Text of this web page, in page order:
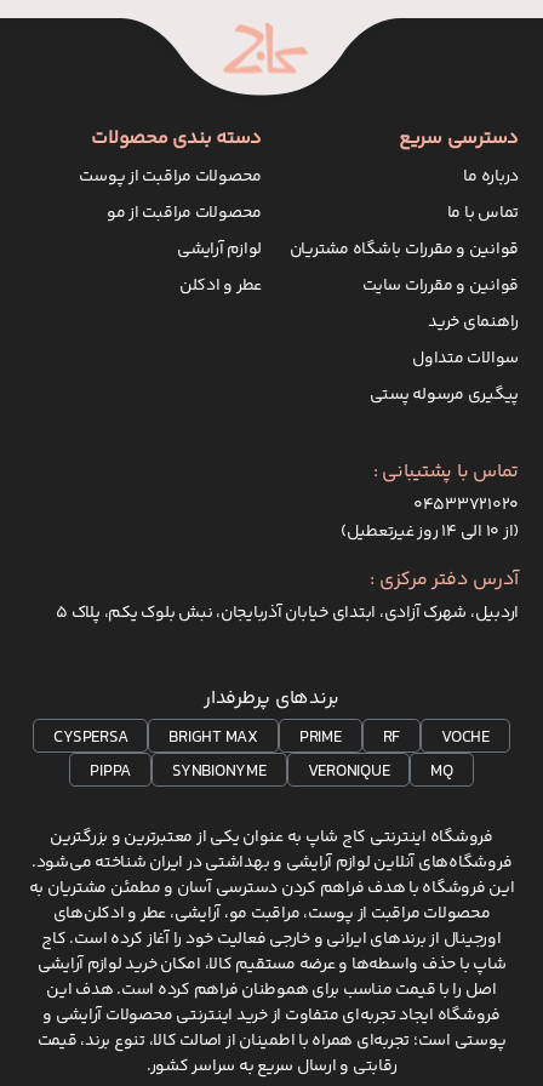
دسترسی سریع
درباره ما
تماس با ما
قوانین و مقررات باشگاه مشتریان
قوانین و مقررات سایت
راهنمای خرید
سوالات متداول
پیگیری مرسوله پستی
دسته بندی محصولات
محصولات مراقبت از پوست
محصولات مراقبت از مو
لوازم آرایشی
عطر و ادکلن
تماس با پشتیبانی :
۰۴۵۳۳۷۲۱۰۲۰
(از ۱۰ الی ۱۴ روز غیرتعطیل)
آدرس دفتر مرکزی :
اردبیل، شهرک آزادی، ابتدای خیابان آذربایجان، نبش بلوک یکم، پلاک 5
برندهای پرطرفدار
VOCHE
RF
PRIME
BRIGHT MAX
CYSPERSA
MQ
VERONIQUE
SYNBIONYME
PIPPA
فروشگاه اینترنتی کاج شاپ به عنوان یکی از معتبرترین و بزرگترین
فروشگاه‌های آنلاین لوازم آرایشی و بهداشتی در ایران شناخته می‌شود.
این فروشگاه با هدف فراهم کردن دسترسی آسان و مطمئن مشتریان به
محصولات مراقبت از پوست، مراقبت مو، آرایشی، عطر و ادکلن‌های
اورجینال از برندهای ایرانی و خارجی فعالیت خود را آغاز کرده است. کاج
شاپ با حذف واسطه‌ها و عرضه مستقیم کالا، امکان خرید لوازم آرایشی
اصل را با قیمت مناسب برای هموطنان فراهم کرده است. هدف این
فروشگاه ایجاد تجربه‌ای متفاوت از خرید اینترنتی محصولات آرایشی و
پوستی است؛ تجربه‌ای همراه با اطمینان از اصالت کالا، تنوع برند، قیمت
رقابتی و ارسال سریع به سراسر کشور.